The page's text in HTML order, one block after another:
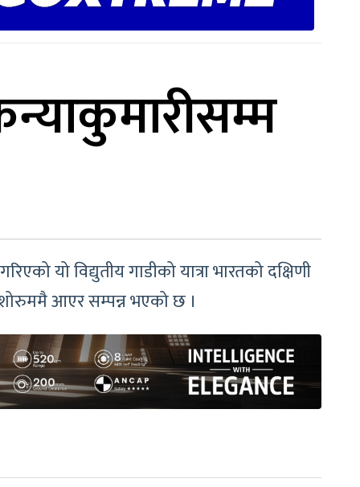
यो विद्युतीय गाडीको यात्रा भारतको दक्षिणी
शोरुममै आएर सम्पन्न भएको छ ।